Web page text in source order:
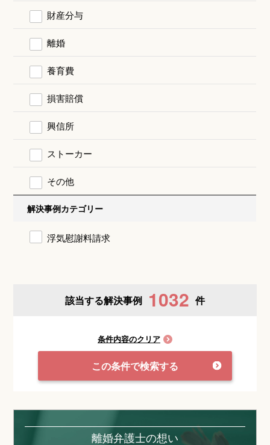
財産分与
離婚
養育費
損害賠償
興信所
ストーカー
その他
解決事例カテゴリー
浮気慰謝料請求
該当する解決事例 1032 件
条件内容のクリア
この条件で検索する
離婚弁護士の想い